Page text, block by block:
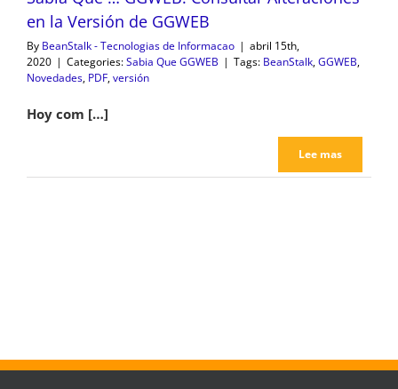
en la Versión de GGWEB
By BeanStalk - Tecnologias de Informacao | abril 15th,
2020 | Categories:Sabia Que GGWEB | Tags: BeanStalk,GGWEB,
Novedades, PDF,versión
Hoy com […]
Lee mas